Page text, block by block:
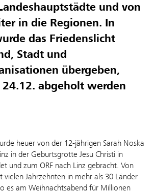
und von
in die Regionen. In
das Friedenslicht
Stadt und
übergeben,
abgeholt werden
heuer von der 12-jährigen Sarah Noska
in der Geburtsgrotte Jesu Christi in
und zum ORF nach Linz gebracht. Von
vielen Jahrzehnten in mehr als 30 Länder
es am Weihnachtsabend für Millionen